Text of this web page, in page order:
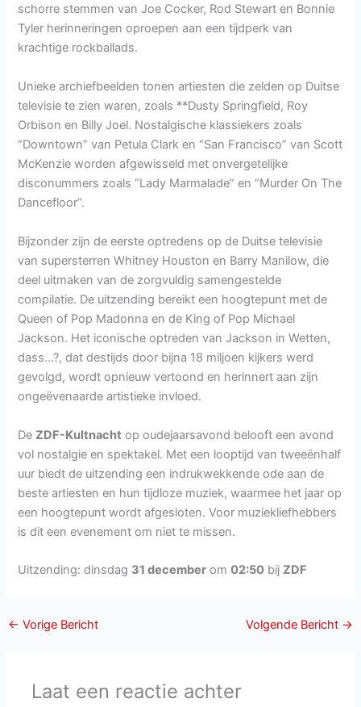
schorre stemmen van Joe Cocker, Rod Stewart en Bonnie
Tyler herinneringen oproepen aan een tijdperk van
krachtige rockballads.
Unieke archiefbeelden tonen artiesten die zelden op Duitse
televisie te zien waren, zoals **Dusty Springfield, Roy
Orbison en Billy Joel. Nostalgische klassiekers zoals
“Downtown” van Petula Clark en “San Francisco” van Scott
McKenzie worden afgewisseld met onvergetelijke
disconummers zoals “Lady Marmalade” en “Murder On The
Dancefloor”.
Bijzonder zijn de eerste optredens op de Duitse televisie
van supersterren Whitney Houston en Barry Manilow, die
deel uitmaken van de zorgvuldig samengestelde
compilatie. De uitzending bereikt een hoogtepunt met de
Queen of Pop Madonna en de King of Pop Michael
Jackson. Het iconische optreden van Jackson in Wetten,
dass…?, dat destijds door bijna 18 miljoen kijkers werd
gevolgd, wordt opnieuw vertoond en herinnert aan zijn
ongeëvenaarde artistieke invloed.
DeZDF-Kultnacht op oudejaarsavond belooft een avond
vol nostalgie en spektakel. Met een looptijd van tweeënhalf
uur biedt de uitzending een indrukwekkende ode aan de
beste artiesten en hun tijdloze muziek, waarmee het jaar op
een hoogtepunt wordt afgesloten. Voor muziekliefhebbers
is dit een evenement om niet te missen.
Uitzending: dinsdag 31 december om02:50 bijZDF
← Vorige Bericht Volgende Bericht →
Laat een reactie achter